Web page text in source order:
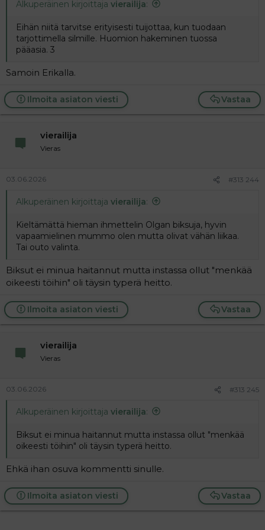
Alkuperäinen kirjoittaja vierailija:
Eihän niitä tarvitse erityisesti tuijottaa, kun tuodaan
tarjottimella silmille. Huomion hakeminen tuossa
pääasia. 3
Samoin Erikalla.
Vastaa
Ilmoita asiaton viesti
vierailija
Vieras
03.06.2026 #313 244
Alkuperäinen kirjoittaja vierailija:
Kieltämättä hieman ihmettelin Olgan biksuja, hyvin
vapaamielinen mummo olen mutta olivat vähän liikaa.
Tai outo valinta.
Biksut ei minua haitannut mutta instassa ollut "menkää
oikeesti töihin" oli täysin typerä heitto.
Vastaa
Ilmoita asiaton viesti
vierailija
Vieras
03.06.2026 #313 245
Alkuperäinen kirjoittaja vierailija:
Biksut ei minua haitannut mutta instassa ollut "menkää
oikeesti töihin" oli täysin typerä heitto.
Ehkä ihan osuva kommentti sinulle.
Vastaa
Ilmoita asiaton viesti